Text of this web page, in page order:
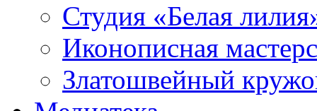
Студия «Белая
Иконописная
Златошвейный